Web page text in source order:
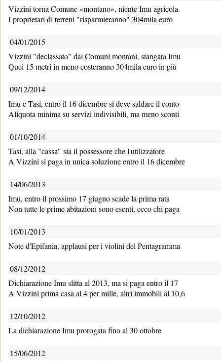
Vizzini torna Comune «montano», niente Imu agricola
I proprietari di terreni "risparmieranno" 304mila euro
04/01/2015
Vizzini "declassato" dai Comuni montani, stangata Imu
Quei 15 metri in meno costeranno 304mila euro in più
09/12/2014
Imu e Tasi, entro il 16 dicembre si deve saldare il conto
Aliquota minima su servizi indivisibili, ma meno sconti
01/10/2014
Tasi, alla "cassa" sia il possessore che l'utilizzatore
A Vizzini si paga in unica soluzione entro il 16 dicembre
14/06/2013
Imu, entro il prossimo 17 giugno scade la prima rata
Non tutte le prime abitazioni sono esenti, ecco chi paga
10/01/2013
Note d'Epifania, applausi per i violini del Pentagramma
08/12/2012
Dichiarazione Imu slitta al 2013, ma si paga entro il 17
A Vizzini prima casa al 4 per mille, altri immobili al 10,6
12/10/2012
La dichiarazione Imu prorogata fino al 30 ottobre
15/06/2012